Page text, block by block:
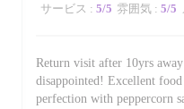
サービス : 5/5 雰囲気 : 5/5
Return visit after 10yrs
disappointed! Excellent
perfection with peppercorn